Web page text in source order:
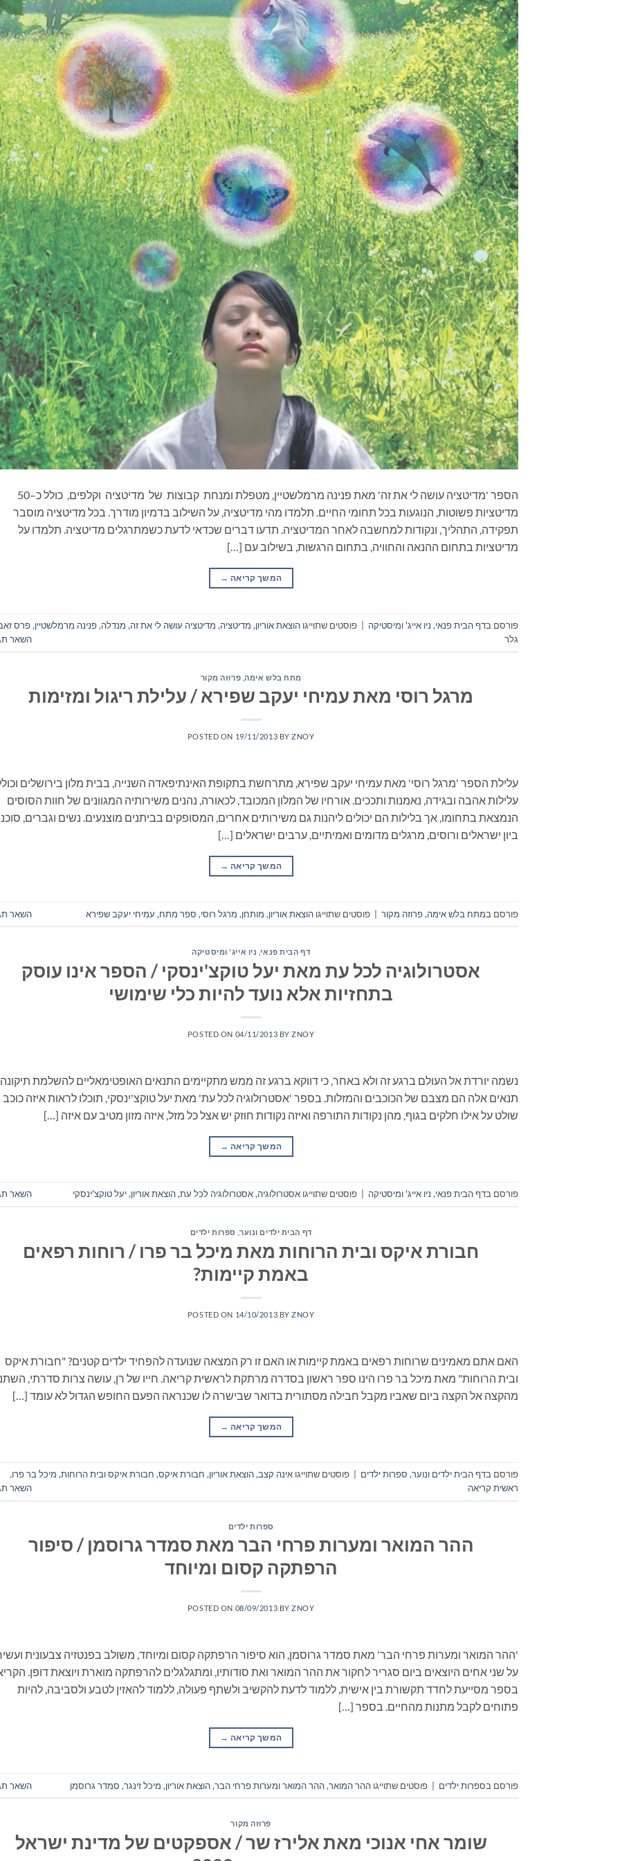
הספר 'מדיטציה עושה לי את זה' מאת פנינה מרמלשטיין, מטפלת ומנחת קבוצות של מדיטציה וקלפים, כולל כ–50
מדיטציות פשוטות, הנוגעות בכל תחומי החיים. תלמדו מהי מדיטציה, על השילוב בדמיון מודרך. בכל מדיטציה מוסבר
תפקידה, התהליך, ונקודות למחשבה לאחר המדיטציה. תדעו דברים שכדאי לדעת כשמתרגלים מדיטציה. תלמדו על
מדיטציות בתחום ההנאה והחוויה, בתחום הרגשות, בשילוב עם […]
המשך קריאה →
פורסם בדף הבית פנאי, ניו אייג' ומיסטיקה פוסטים שתוייגו הוצאת אוריון, מדיטציה, מדיטציה עושה לי את זה, מנדלה,פנינה מרמלשטיין,פרס
גלר
השאר
מתח בלש אימה, פרוזה מקור
מרגל רוסי מאת עמיחי יעקב שפירא / עלילת ריגול ומזימות
POSTED ON 19/11/2013 BYZNOY
עלילת הספר 'מרגל רוסי' מאת עמיחי יעקב שפירא, מתרחשת בתקופת האינתיפאדה השנייה, בבית מלון בירושלים
עלילות אהבה ובגידה, נאמנות ותככים. אורחיו של המלון המכובד, לכאורה, נהנים משירותיה המגוונים של חוות הסוסים
הנמצאת בתחומו, אך בלילות הם יכולים ליהנות גם משירותים אחרים, המסופקים בביתנים מוצנעים. נשים וגברים,
ביון ישראלים ורוסים, מרגלים מדומים ואמיתיים, ערבים ישראלים […]
המשך קריאה →
פורסם במתח בלש אימה,פרוזה מקור פוסטים שתוייגו הוצאת אוריון, מותחן, מרגל רוסי, ספר מתח, עמיחי יעקב שפירא השאר
דף הבית פנאי ניו אייג' ומיסטיקה
אסטרולוגיה לכל עת מאת יעל טוקצ'ינסקי / הספר אינו עוסק
בתחזיות אלא נועד להיות כלי שימושי
POSTED ON 04/11/2013 BYZNOY
נשמה יורדת אל העולם ברגע זה ולא באחר, כי דווקא ברגע זה ממש מתקיימים התנאים האופטימאליים להשלמת
תנאים אלה הם מצבם של הכוכבים והמזלות. בספר 'אסטרולוגיה לכל עת' מאת יעל טוקצ'ינסקי, תוכלו לראות איזה כוכב
שולט על אילו חלקים בגוף, מהן נקודות התורפה ואיזה נקודות חוזק יש אצל כל מזל, איזה מזון מטיב עם איזה […]
המשך קריאה →
פורסם בדף הבית פנאי, ניו אייג' ומיסטיקה פוסטים שתוייגו אסטרולוגיה,אסטרולוגיה לכל עת,הוצאת אוריון,יעל טוקצ'ינסקי השאר
דף הבית ילדים ונוער, ספרות ילדים
חבורת איקס ובית הרוחות מאת מיכל בר פרו / רוחות רפאים
באמת קיימות?
POSTED ON 14/10/2013 BYZNOY
האם אתם מאמינים שרוחות רפאים באמת קיימות או האם זו רק המצאה שנועדה להפחיד ילדים קטנים? "חבורת איקס
ובית הרוחות" מאת מיכל בר פרו הינו ספר ראשון בסדרה מרתקת לראשית קריאה. חייו של רן, עושה צרות סדרתי,
מהקצה אל הקצה ביום שאביו מקבל חבילה מסתורית בדואר שבישרה לו שכנראה הפעם החופש הגדול לא עומד […]
המשך קריאה →
פורסם בדף הבית ילדים ונוער, ספרות ילדים פוסטים שתוייגו אינה קצב,הוצאת אוריון, חבורת איקס, חבורת איקס ובית הרוחות, מיכל בר פרו,
ראשית קריאה
השאר
ספרות ילדים
ההר המואר ומערות פרחי הבר מאת סמדר גרוסמן / סיפור
הרפתקה קסום ומיוחד
POSTED ON 08/09/2013 BYZNOY
'ההר המואר ומערות פרחי הבר' מאת סמדר גרוסמן, הוא סיפור הרפתקה קסום ומיוחד, משולב בפנטזיה צבעונית
על שני אחים היוצאים ביום סגריר לחקור את ההר המואר ואת סודותיו, ומתגלגלים להרפתקה מוארת ויוצאת דופן.
בספר מסייעת לחדד תקשורת בין אישית, ללמוד לדעת להקשיב ולשתף פעולה, ללמוד להאזין לטבע ולסביבה, להיות
פתוחים לקבל מתנות מהחיים. בספר […]
המשך קריאה →
פורסם בספרות ילדים פוסטים שתוייגו ההר המואר,ההר המואר ומערות פרחי הבר,הוצאת אוריון, מיכל זינגר, סמדר גרוסמן השאר
פרוזה מקור
שומר אחי אנוכי מאת אלירז שר / אספקטים של מדינת ישראל